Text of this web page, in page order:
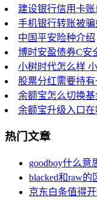
建设银行信用卡
手机银行转账被骗
中国平安险种介绍
博时安盈债券C安
小树时代怎么样
股票分红需要持
余额宝怎么切换基
余额宝升级入口在
热门文章
goodboy什么意
blacked和raw的
京东白条值得